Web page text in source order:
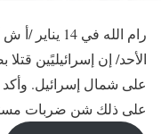
رام الله في
الأحد/ إن إسرائيليًين
على شمال إسرائيل. وأكد
على ذلك شن ضربات